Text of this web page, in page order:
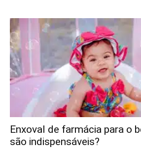
Enxoval de farmácia para o
são indispensáveis?